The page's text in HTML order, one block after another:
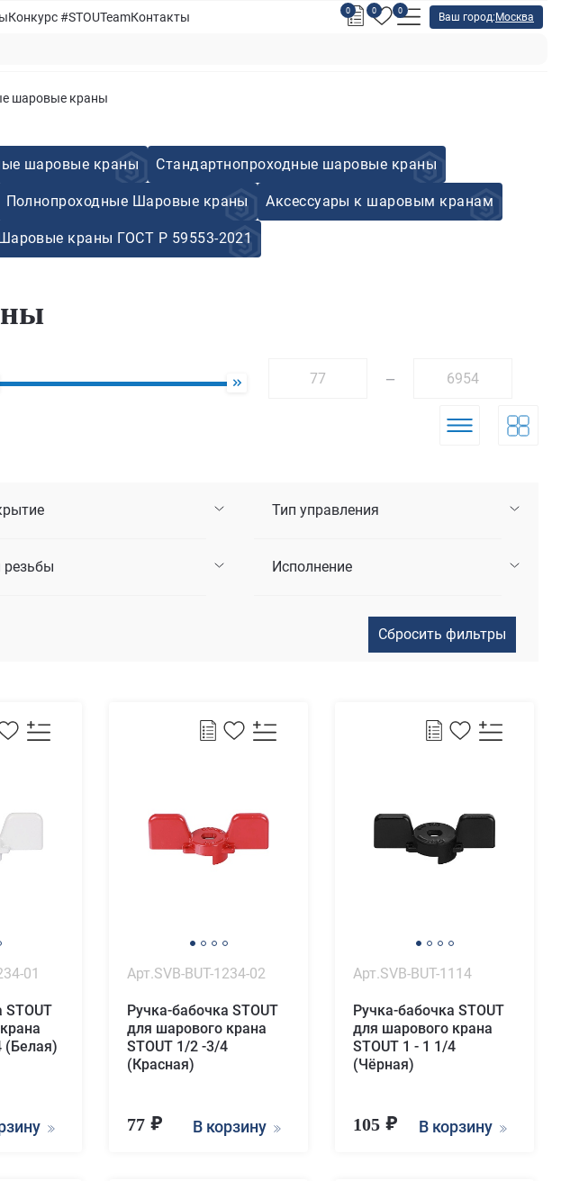
Конкурс #STOUTeamКонтакты 0 0 0
Ваш город: Москва
шаровые краны
шаровые краны Стандартнопроходные шаровые краны
Полнопроходные Шаровые краны Аксессуары к шаровым кранам
краны ГОСТ Р 59553-2021
—
резьбы
Тип управления
Исполнение
01
STOUT
(Белая)
Арт.SVB-BUT-1234-02
Ручка-бабочка STOUT
для шарового крана
STOUT 1/2 -3/4
(Красная)
77 В корзину
Арт.SVB-BUT-1114
Ручка-бабочка STOUT
для шарового крана
STOUT 1 - 1 1/4
(Чёрная)
105 В корзину